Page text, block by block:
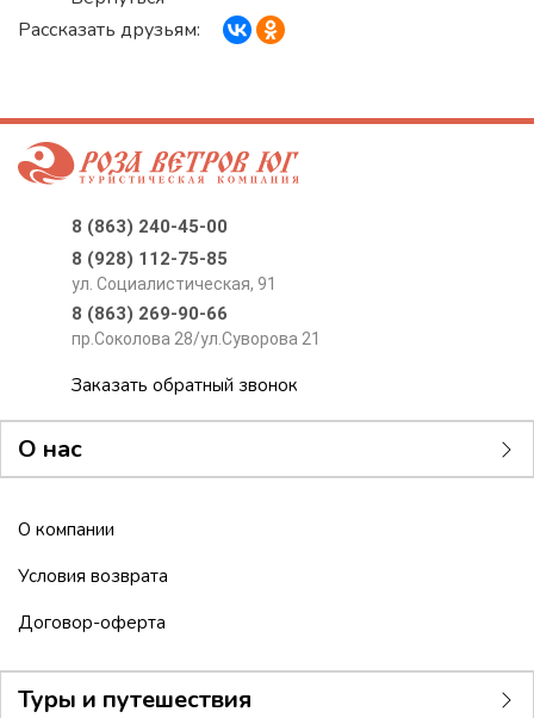
Рассказать друзьям:
8 (863) 240-45-00
8 (928) 112-75-85
ул. Социалистическая, 91
8 (863) 269-90-66
пр.Соколова 28/ул.Суворова 21
Заказать обратный звонок
О нас
О компании
Условия возврата
Договор-оферта
Туры и путешествия